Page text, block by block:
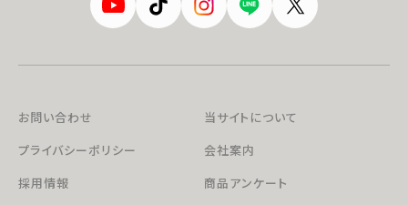
お問い合わせ
当サイトについて
プライバシーポリシー
会社案内
採用情報
商品アンケート